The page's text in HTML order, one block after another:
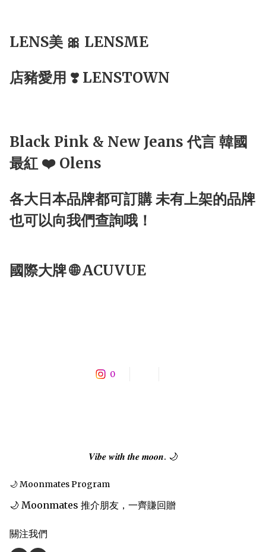
LENS美 🎀 LENSME
店豬愛用 ❣️ LENSTOWN
Black Pink & New Jeans 代言 韓國
最紅 ❤️ Olens
各大日本品牌都可訂購 未有上架的品牌
也可以向我們查詢哦！
國際大牌 🌐 ACUVUE
0
𝑽𝒊𝒃𝒆 𝒘𝒊𝒕𝒉 𝒕𝒉𝒆 𝒎𝒐𝒐𝒏. 🌙
🌙 Moonmates Program
🌙 Moonmates 推介朋友，一齊賺回贈
關注我們